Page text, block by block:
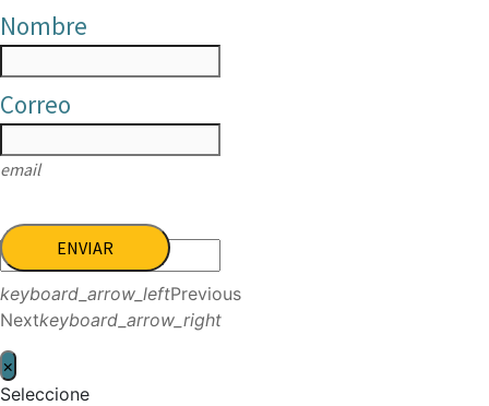
Nombre
Correo
email
ENVIAR
keyboard_arrow_leftPrevious
Nextkeyboard_arrow_right
×
Seleccione